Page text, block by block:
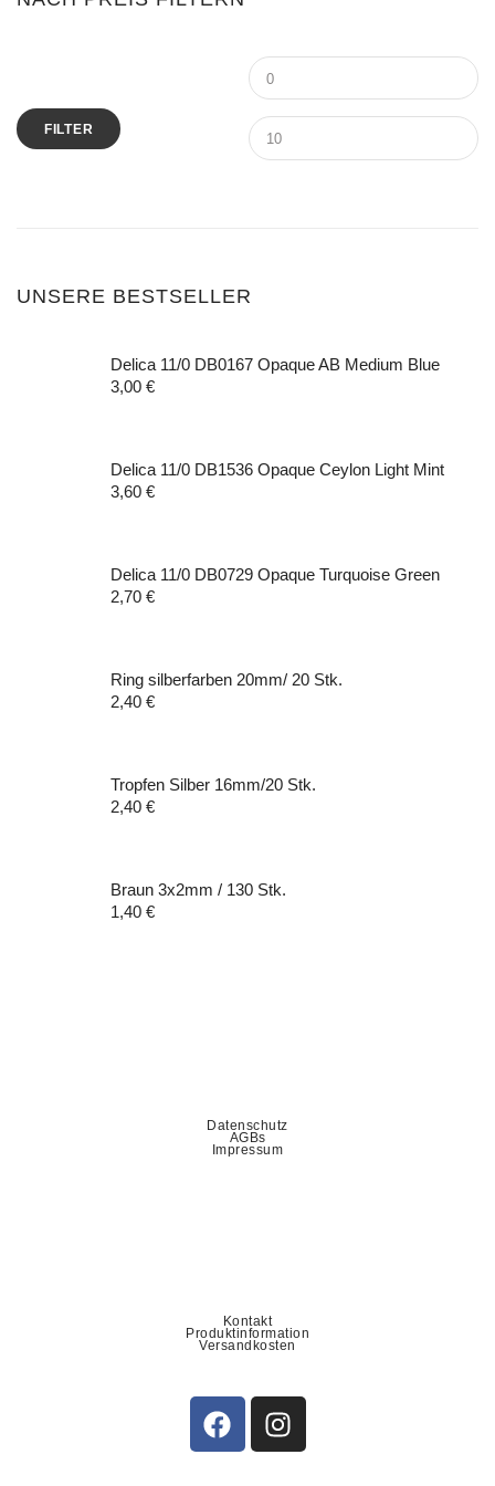
Weiß
Schmuckzangen
FILTER
UNSERE BESTSELLER
Delica 11/0 DB0167 Opaque AB Medium Blue
3,00 €
Delica 11/0 DB1536 Opaque Ceylon Light Mint
3,60 €
Delica 11/0 DB0729 Opaque Turquoise Green
2,70 €
Ring silberfarben 20mm/ 20 Stk.
2,40 €
Tropfen Silber 16mm/20 Stk.
2,40 €
Braun 3x2mm / 130 Stk.
1,40 €
Datenschutz
AGBs
Impressum
Kontakt
Produktinformation
Versandkosten